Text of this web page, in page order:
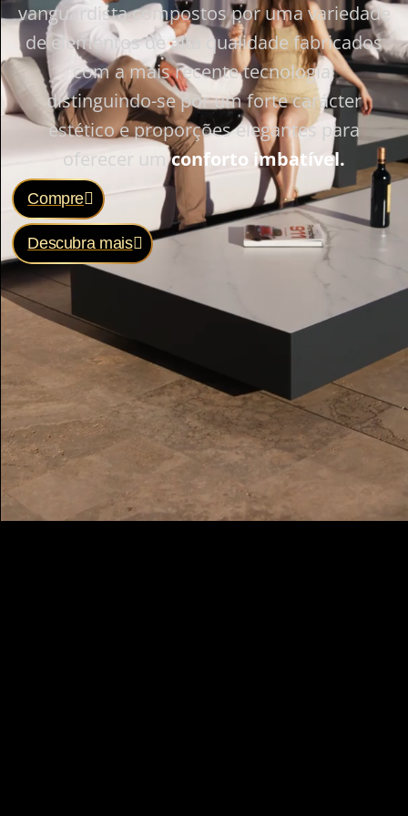
vanguardista compostos por uma variedade
de elementos de alta qualidade fabricados
com a mais recente tecnologia,
distinguindo-se por um forte carácter
estético e proporções elegantes para
oferecer umconforto imbatível.
Compre
Descubra mais